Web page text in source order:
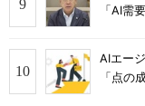
「AI需
AIエー
「点の